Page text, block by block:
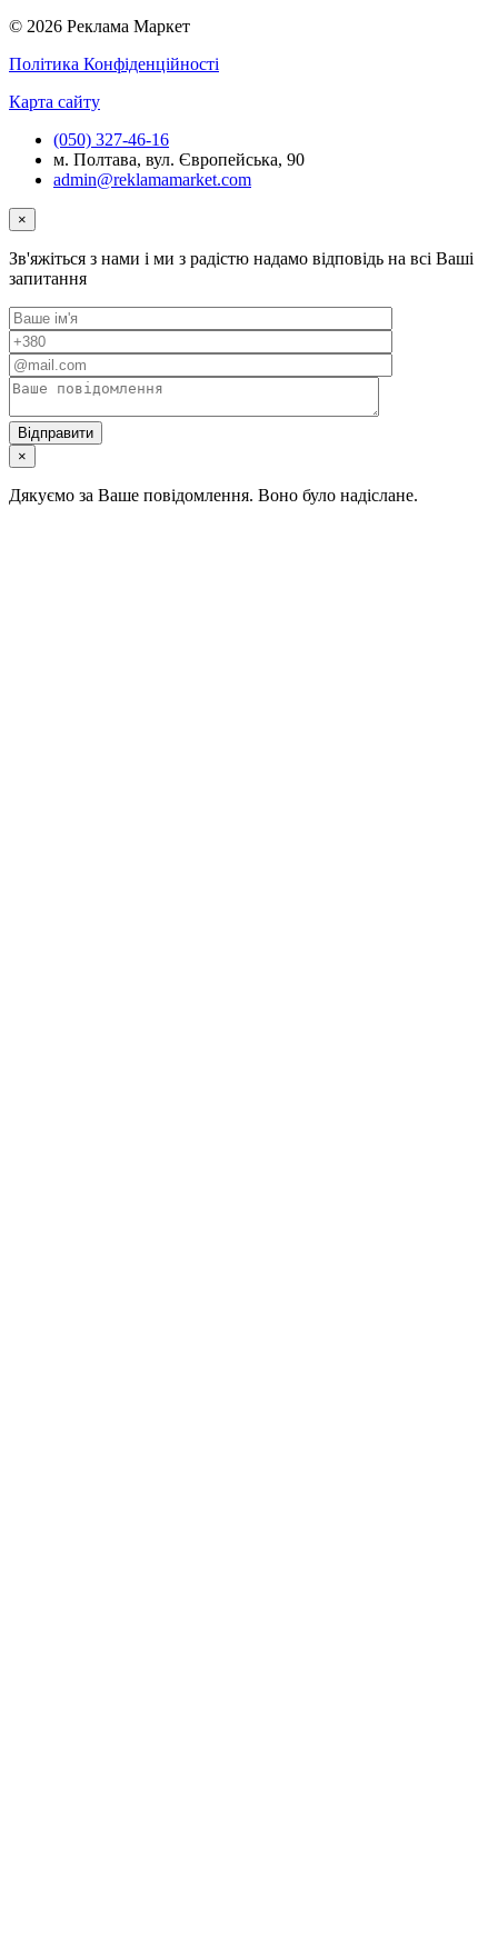
© 2026 Реклама Маркет
Політика Конфіденційності
Карта сайту
(050) 327-46-16
м. Полтава, вул. Європейська, 90
admin@reklamamarket.com
×
Зв'яжіться з нами і ми з радістю надамо відповідь на всі Ваші
запитання
×
Дякуємо за Ваше повідомлення. Воно було надіслане.